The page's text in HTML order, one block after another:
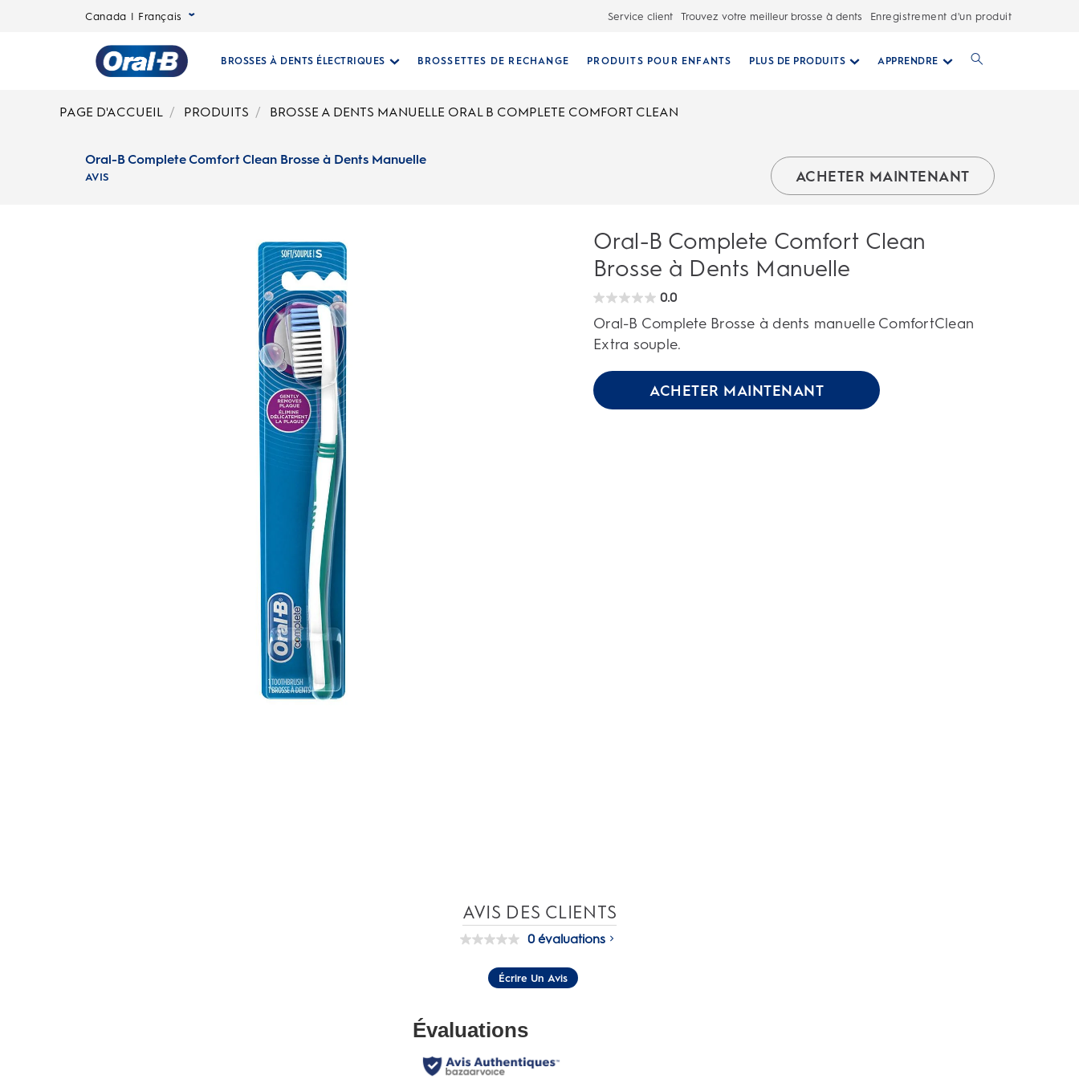
Canada | Français Service client Trouvez votre meilleur brosse à dents Enregistrement d'un produit
Page
d’accueil
BROSSES À DENTS ÉLECTRIQUES BROSSETTES DE RECHANGE PRODUITS POUR ENFANTS PLUS DE PRODUITS APPRENDRE
PAGE D'ACCUEIL PRODUITS BROSSE A DENTS MANUELLE ORAL B COMPLETE COMFORT CLEAN
Oral-B Complete Comfort Clean Brosse à Dents Manuelle
AVIS ACHETER MAINTENANT
Oral-B Complete Comfort Clean
Brosse à Dents Manuelle
0.0
0.0
sur
5.
Oral-B Complete Brosse à dents manuelle ComfortClean
Extra souple.
ACHETER MAINTENANT
AVIS DES CLIENTS
Aucune
pour
ce
la
page.
0 évaluations
Écrire Un Avis